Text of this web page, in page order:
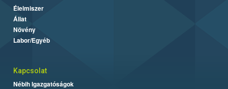
Élelmiszer
Állat
Növény
Labor/Egyéb
Kapcsolat
Nébih Igazgatóságok